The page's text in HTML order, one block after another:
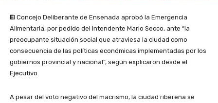
El Concejo Deliberante de Ensenada aprobó la Emergencia
Alimentaria, por pedido del intendente Mario Secco, ante “la
preocupante situación social que atraviesa la ciudad como
consecuencia de las políticas económicas implementadas por los
gobiernos provincial y nacional”, según explicaron desde el
Ejecutivo.
A pesar del voto negativo del macrismo, la ciudad ribereña se